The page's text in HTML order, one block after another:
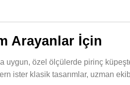
Arayanlar İçin
uygun, özel ölçülerde pirinç
ister klasik tasarımlar, uzman